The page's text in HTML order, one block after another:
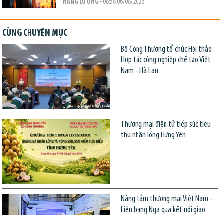
NĂNG LƯỢNG - 08:58 06/08/2026
CÙNG CHUYÊN MỤC
Bộ Công Thương tổ chức Hội thảo
Hợp tác công nghiệp chế tạo Việt
Nam - Hà Lan
Thương mại điện tử tiếp sức tiêu
thụ nhãn lồng Hưng Yên
Nâng tầm thương mại Việt Nam -
Liên bang Nga qua kết nối giao